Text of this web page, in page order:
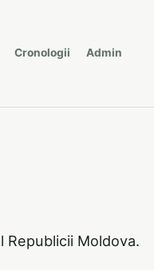
Cronologii Admin
Republicii Moldova.